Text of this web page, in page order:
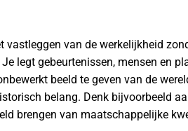
vastleggen van de werkelijkheid
legt gebeurtenissen, mensen en
beeld te geven van de
belang. Denk bijvoorbeeld
brengen van maatschappelijke